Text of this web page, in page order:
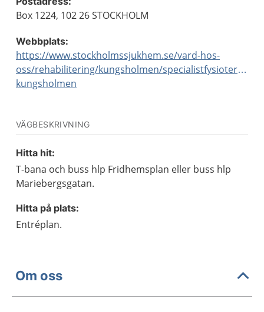
Box 1224, 102 26 STOCKHOLM
Webbplats:
https://www.stockholmssjukhem.se/vard-hos-
oss/rehabilitering/kungsholmen/specialistfysioterapi-
kungsholmen
VÄGBESKRIVNING
Hitta hit:
T-bana och buss hlp Fridhemsplan eller buss hlp
Mariebergsgatan.
Hitta på plats:
Entréplan.
Om oss